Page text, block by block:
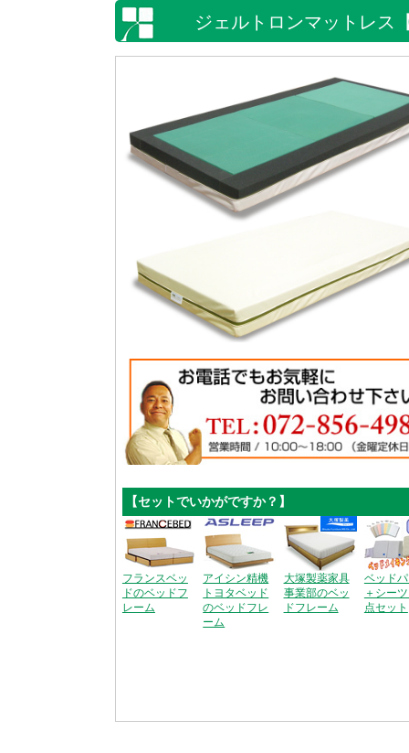
ジェルトロンマットレス
【セットでいかがですか？】
フランスベッ
ドのベッドフ
レーム
アイシン精機
トヨタベッド
のベッドフレ
ーム
大塚製薬家具
事業部のベッ
ドフレーム
ベッド
＋シー
点セット